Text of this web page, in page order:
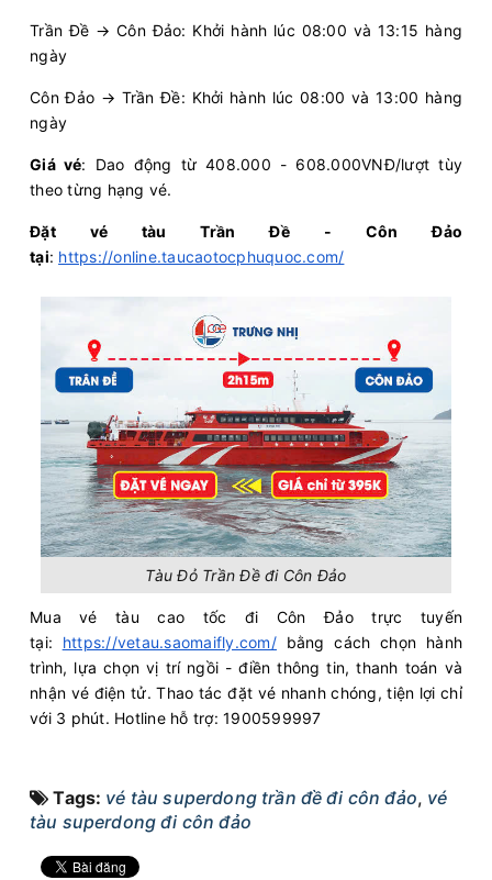
Trần Đề → Côn Đảo: Khởi hành lúc 08:00 và 13:15 hàng
ngày
Côn Đảo → Trần Đề: Khởi hành lúc 08:00 và 13:00 hàng
ngày
Giá vé: Dao động từ 408.000 - 608.000VNĐ/lượt tùy
theo từng hạng vé.
Đặt vé tàu Trần Đề - Côn Đảo
tại: https://online.taucaotocphuquoc.com/
Tàu Đỏ Trần Đề đi Côn Đảo
Mua vé tàu cao tốc đi Côn Đảo trực tuyến
tại: https://vetau.saomaifly.com/bằng cách chọn hành
trình, lựa chọn vị trí ngồi - điền thông tin, thanh toán và
nhận vé điện tử. Thao tác đặt vé nhanh chóng, tiện lợi chỉ
với 3 phút. Hotline hỗ trợ: 1900599997
Tags: vé tàu superdong trần đề đi côn đảo, vé
tàu superdong đi côn đảo